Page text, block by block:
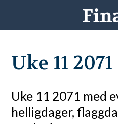
Uke 11 2071
Uke 11 2071 med
helligdager,